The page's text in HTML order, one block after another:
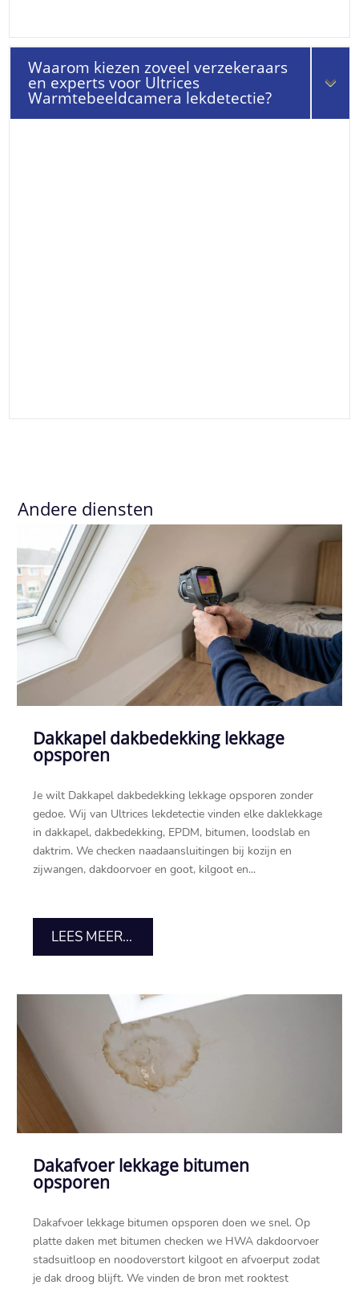
Waarom kiezen zoveel verzekeraars
en experts voor Ultrices
Warmtebeeldcamera lekdetectie?
Andere diensten
Dakkapel dakbedekking lekkage
opsporen
Je wilt Dakkapel dakbedekking lekkage opsporen zonder
gedoe.​ Wij van Ultrices lekdetectie vinden elke daklekkage
in dakkapel, dakbedekking, EPDM, bitumen, loodslab en
daktrim.​ We checken naadaansluitingen bij kozijn en
zijwangen, dakdoorvoer en goot, kilgoot en...
LEES MEER...
Dakafvoer lekkage bitumen
opsporen
Dakafvoer lekkage bitumen opsporen doen we snel.​ Op
platte daken met bitumen checken we HWA dakdoorvoer
stadsuitloop en noodoverstort kilgoot en afvoerput zodat
je dak droog blijft.​ We vinden de bron met rooktest